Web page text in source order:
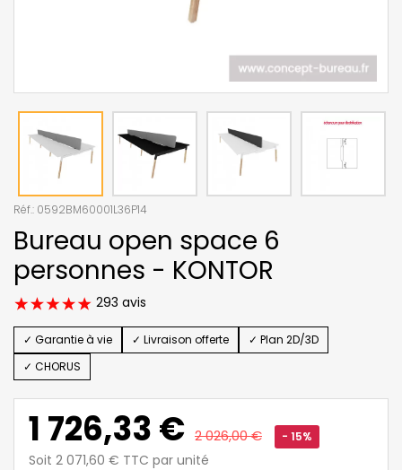
Réf.: 0592BM60001L36P14
Bureau open space 6
personnes - KONTOR
293 avis
✓ Garantie à vie ✓ Livraison offerte
✓ Plan 2D/3D
✓ CHORUS
1 726,33 € 2 026,00 € - 15%
Soit 2 071,60 € TTC par unité